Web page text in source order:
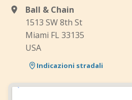
Ball & Chain
1513 SW 8th St
Miami FL 33135
USA
Indicazioni stradali